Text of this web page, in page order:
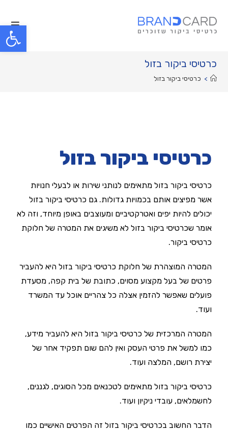
פתח סרגל נגישות
כרטיסי ביקור בזול
> כרטיסי ביקור בזול
כרטיסי ביקור בזול
כרטיסי ביקור בזול מתאימים לנותני שירות או לבעלי חנויות
אשר מפיצים אותם בכמויות גדולות. גם כרטיסי ביקור בזול
יכולים להיות יפים ואטרקטיביים ומעוצבים באופן מיוחד, וזה לא
אומר שכרטיסי ביקור בזול לא משיגים את המטרה של חלוקת
כרטיסי ביקור.
המטרה המוצהרת של חלוקת כרטיסי ביקור בזול היא להעביר
פרטים של בעל מקצוע מסוים, כתובת של בית קפה, מסעדת
פועלים שאפשר להזמין אצלה כל צהריים אוכל עד המשרד
ועוד.
המטרה המרכזית של כרטיסי ביקור בזול היא להעביר מידע,
כמו למשל את פרטי העסק ואין להם שום תפקיד אחר של
יצירת רושם, המלצה ועוד.
כרטיסי ביקור בזול מתאימים לטכנאים מכל הסוגים, לגננים,
לחשמלאים, עובדי ניקיון ועוד.
הדבר החשוב בכרטיסי ביקור בזול זה הפרטים האישיים כמו